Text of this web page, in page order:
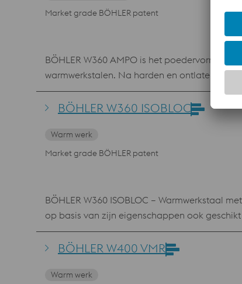
Market grade BÖHLER patent
BÖHLER W360 AMPO is het poedervormig
warmwerkstalen. Na harden en ontlaten kan
hittebestendigheid en taaiheid zijn
bestendige lagen en reparatie werk voor
BÖHLER W360 ISOBLOC
Warm werk
Market grade BÖHLER patent
BÖHLER W360 ISOBLOC – Warmwerkstaal
op basis van zijn eigenschappen ook
BÖHLER W400 VMR
Warm werk